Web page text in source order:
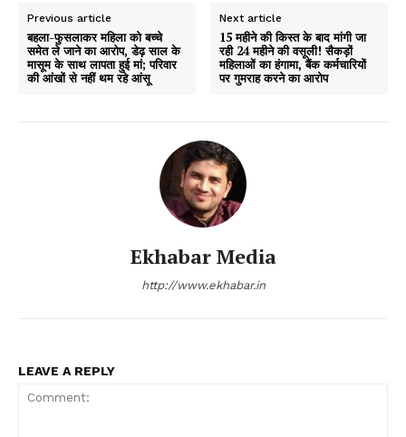
Previous article
बहला-फुसलाकर महिला को बच्चे
समेत ले जाने का आरोप, डेढ़ साल के
मासूम के साथ लापता हुई मां; परिवार
की आंखों से नहीं थम रहे आंसू
Next article
15 महीने की किस्त के बाद मांगी जा
रही 24 महीने की वसूली! सैकड़ों
महिलाओं का हंगामा, बैंक कर्मचारियों
पर गुमराह करने का आरोप
Ekhabar Media
http://www.ekhabar.in
LEAVE A REPLY